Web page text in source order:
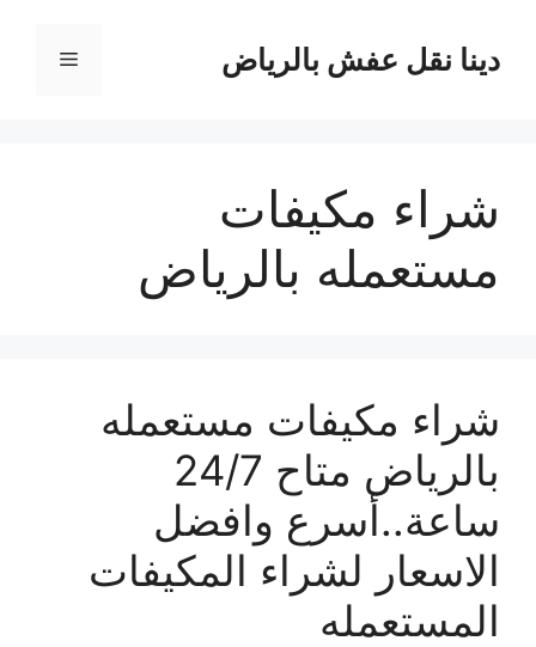
المحتوىدينا نقل عفش بالرياض القائمة
شراء مكيفات
مستعمله بالرياض
شراء مكيفات مستعمله
بالرياض متاح 24/7
ساعة..أسرع وافضل
الاسعار لشراء المكيفات
المستعمله